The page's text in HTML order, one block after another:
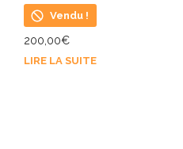
Vendu !
200,00€
LIRE LA SUITE